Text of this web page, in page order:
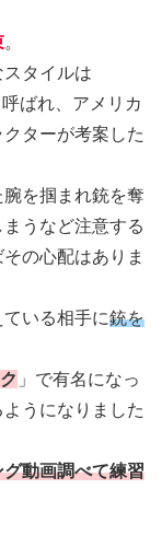
。
タイルは
ばれ、アメリカ
ターが考案した
を掴まれ銃を奪
うなど注意する
の心配はありま
いる相手に銃を
」で有名になっ
うになりました
動画調べて練習